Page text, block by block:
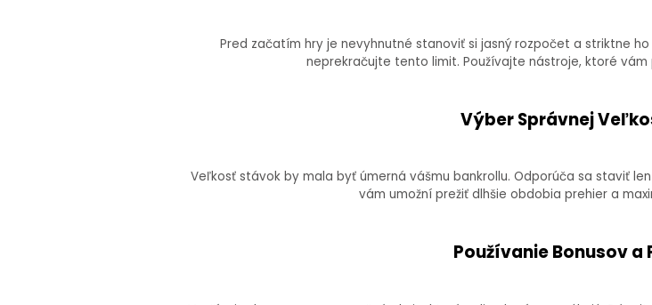
Pred začatím hry je nevyhnutné stanoviť si jasný rozpočet a striktne
neprekračujte tento limit. Používajte nástroje, ktoré
Výber Správnej
Veľkosť stávok by mala byť úmerná vášmu bankrollu. Odporúča sa staviť
vám umožní prežiť dlhšie obdobia prehier a
Používanie Bonusov